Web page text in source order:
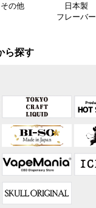
その他
日本製
フレーバー
ら探す